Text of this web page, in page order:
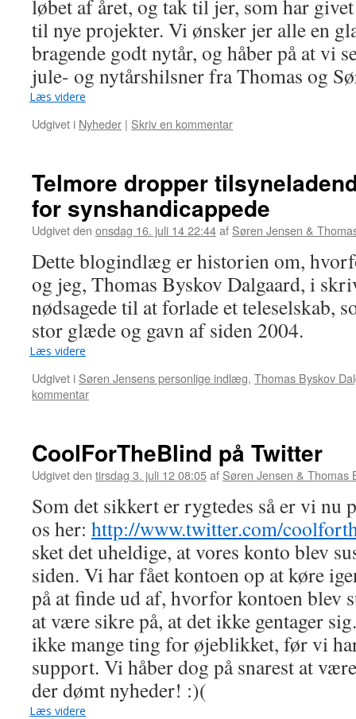
løbet af året, og tak til jer, som har
til nye projekter. Vi ønsker jer alle en
bragende godt nytår, og håber på at vi
jule- og nytårshilsner fra Thomas og
Læs videre
Udgivet i Nyheder | Skriv en kommentar
Telmore dropper
for synshandicappede
Udgivet den onsdag 16. juli 14 22:44af Søren Jensen &
Dette blogindlæg er historien om,
og jeg, Thomas Byskov Dalgaard, i
nødsagede til at forlade et teleselskab,
stor glæde og gavn af siden 2004.
Læs videre
Udgivet i Søren Jensens personlige indlæg, Thomas Byskov
kommentar
CoolForTheBlind på Twitter
Udgivet den tirsdag 3. juli 12 08:05af Søren Jensen & Thomas
Som det sikkert er rygtedes så er vi nu
os her: http://www.twitter.com/
sket det uheldige, at vores konto blev
siden. Vi har fået kontoen op at køre
på at finde ud af, hvorfor kontoen blev
at være sikre på, at det ikke gentager
ikke mange ting for øjeblikket, før vi
support. Vi håber dog på snarest at
der dømt nyheder! :)(
Læs videre